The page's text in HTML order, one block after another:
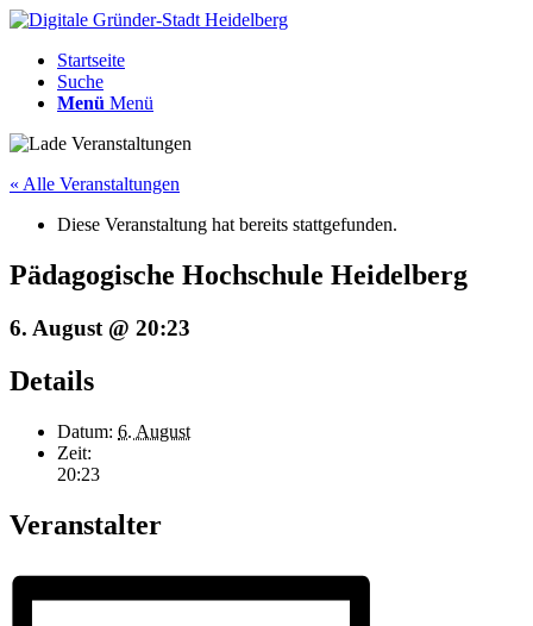
Startseite
Suche
Menü Menü
« Alle Veranstaltungen
Diese Veranstaltung hat bereits stattgefunden.
Pädagogische Hochschule Heidelberg
6. August @ 20:23
Details
Datum: 6. August
Zeit:
20:23
Veranstalter